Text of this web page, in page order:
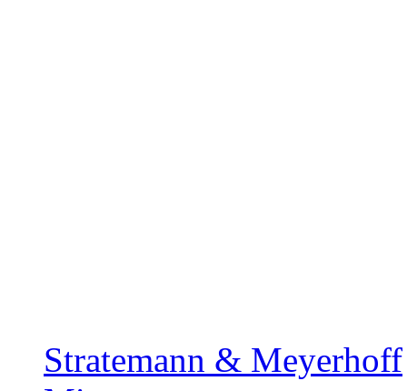
Stratemann & Meyerhoff